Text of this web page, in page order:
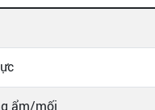
ẩm/mối